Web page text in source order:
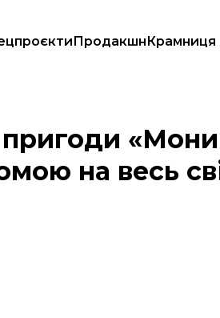
ПродакшнКрамниця
на весь світ
пригоди
на весь